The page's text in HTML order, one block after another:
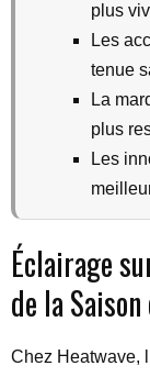
plus
Les
tenue
La
plus
Les
Éclairage
de la
Chez Heatwave,